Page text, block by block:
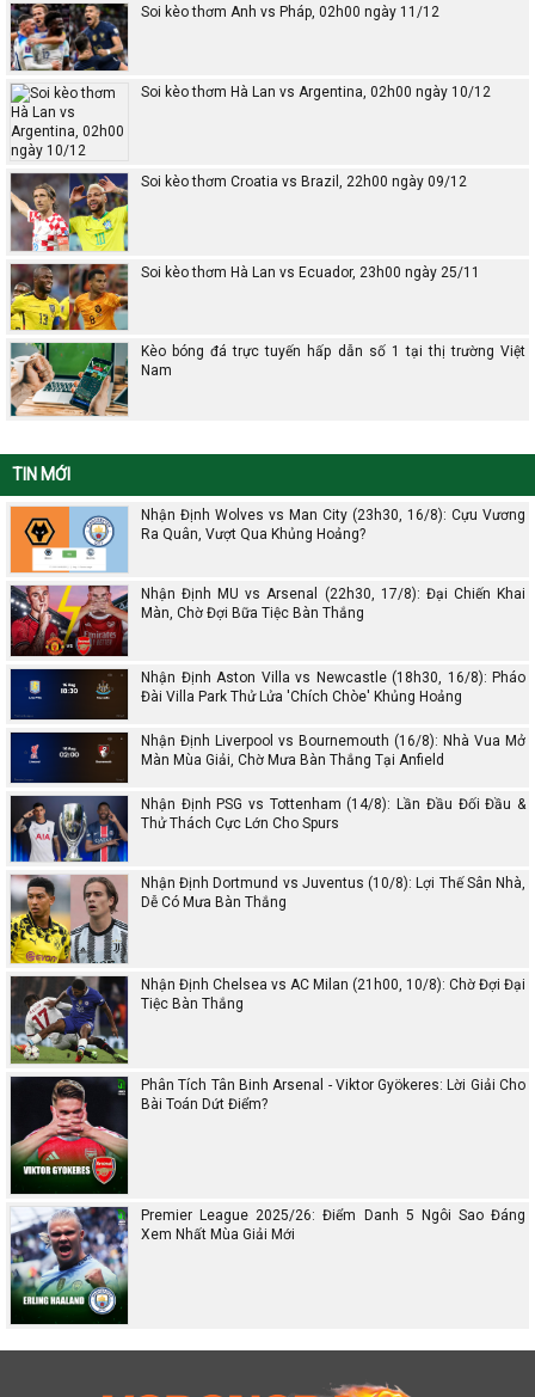
Soi kèo thơm Anh vs Pháp, 02h00 ngày 11/12
Soi kèo thơm Hà Lan vs Argentina, 02h00 ngày 10/12
Soi kèo thơm Croatia vs Brazil, 22h00 ngày 09/12
Soi kèo thơm Hà Lan vs Ecuador, 23h00 ngày 25/11
Kèo bóng đá trực tuyến hấp dẫn số 1 tại thị trường Việt
Nam
TIN MỚI
Nhận Định Wolves vs Man City (23h30, 16/8): Cựu Vương
Ra Quân, Vượt Qua Khủng Hoảng?
Nhận Định MU vs Arsenal (22h30, 17/8): Đại Chiến Khai
Màn, Chờ Đợi Bữa Tiệc Bàn Thắng
Nhận Định Aston Villa vs Newcastle (18h30, 16/8): Pháo
Đài Villa Park Thử Lửa 'Chích Chòe' Khủng Hoảng
Nhận Định Liverpool vs Bournemouth (16/8): Nhà Vua Mở
Màn Mùa Giải, Chờ Mưa Bàn Thắng Tại Anfield
Nhận Định PSG vs Tottenham (14/8): Lần Đầu Đối Đầu &
Thử Thách Cực Lớn Cho Spurs
Nhận Định Dortmund vs Juventus (10/8): Lợi Thế Sân Nhà,
Dễ Có Mưa Bàn Thắng
Nhận Định Chelsea vs AC Milan (21h00, 10/8): Chờ Đợi Đại
Tiệc Bàn Thắng
Phân Tích Tân Binh Arsenal - Viktor Gyökeres: Lời Giải Cho
Bài Toán Dứt Điểm?
Premier League 2025/26: Điểm Danh 5 Ngôi Sao Đáng
Xem Nhất Mùa Giải Mới